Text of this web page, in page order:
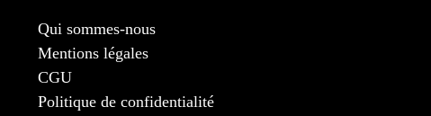
Qui sommes-nous
Mentions légales
CGU
Politique de confidentialité